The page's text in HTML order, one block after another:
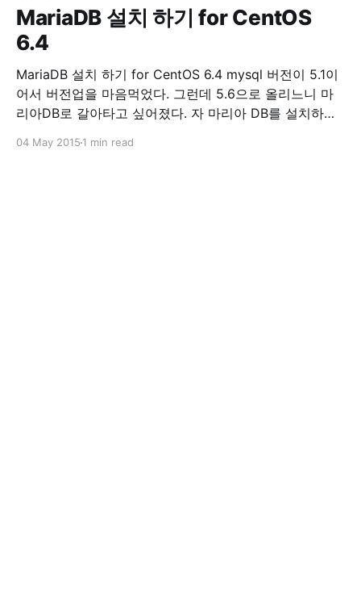
password for root (enter for none)
MariaDB 설치 하기 for CentOS
6.4
MariaDB 설치 하기 for CentOS 6.4 mysql 버전이 5.1이
어서 버전업을 마음먹었다. 그런데 5.6으로 올리느니 마
리아DB로 갈아타고 싶어졌다. 자 마리아 DB를 설치하자.
server 2. 기존 mysql 디렉토리를 제거한다. 여기서는 백
04 May 2015 1 min read